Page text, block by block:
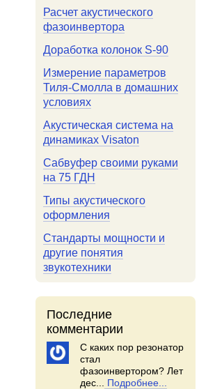
Расчет акустического
фазоинвертора
Доработка колонок S-90
Измерение параметров
Тиля-Смолла в домашних
условиях
Акустическая система на
динамиках Visaton
Сабвуфер своими руками
на 75 ГДН
Типы акустического
оформления
Стандарты мощности и
другие понятия
звукотехники
Последние
комментарии
С каких пор резонатор
стал
фазоинвертором? Лет
дес...
Подробнее...